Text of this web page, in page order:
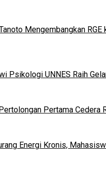
Mengembangkan RGE
Psikologi UNNES Raih
Pertama Cedera
Energi Kronis,